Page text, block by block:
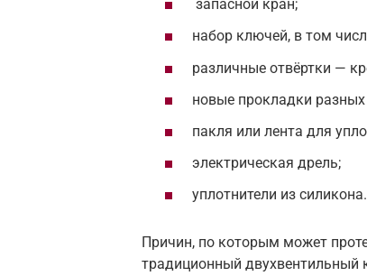
запасной кран;
набор ключей, в том
различные отвёртки —
новые прокладки
пакля или лента для
электрическая дрель;
уплотнители из силикона.
Причин, по которым может
традиционный двухвентильный